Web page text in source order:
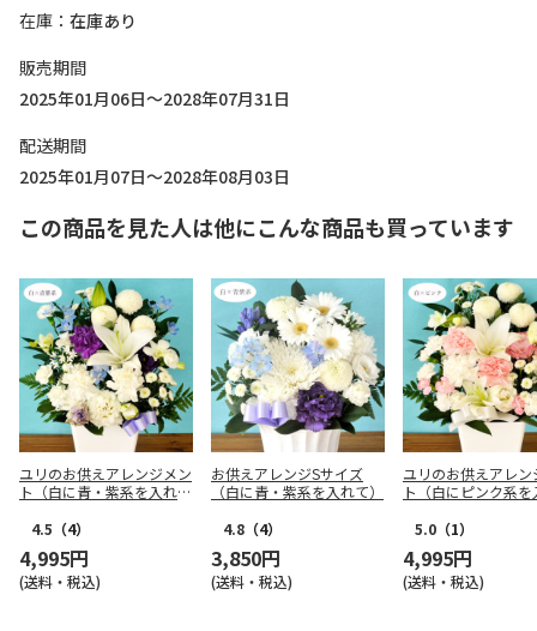
在庫
在庫あり
販売期間
2025年01月06日～2028年07月31日
配送期間
2025年01月07日～2028年08月03日
この商品を見た人は他にこんな商品も買っています
ユリのお供えアレンジメン
ト（白に青・紫系を入れ
4.5 （4）
4,995円
(送料・税込)
お供えアレンジSサイズ
（白に青・紫系を入れて）
4.8 （4）
3,850円
(送料・税込)
ユリのお供えアレン
ト（白にピンク系を
5.0 （1）
4,995円
(送料・税込)